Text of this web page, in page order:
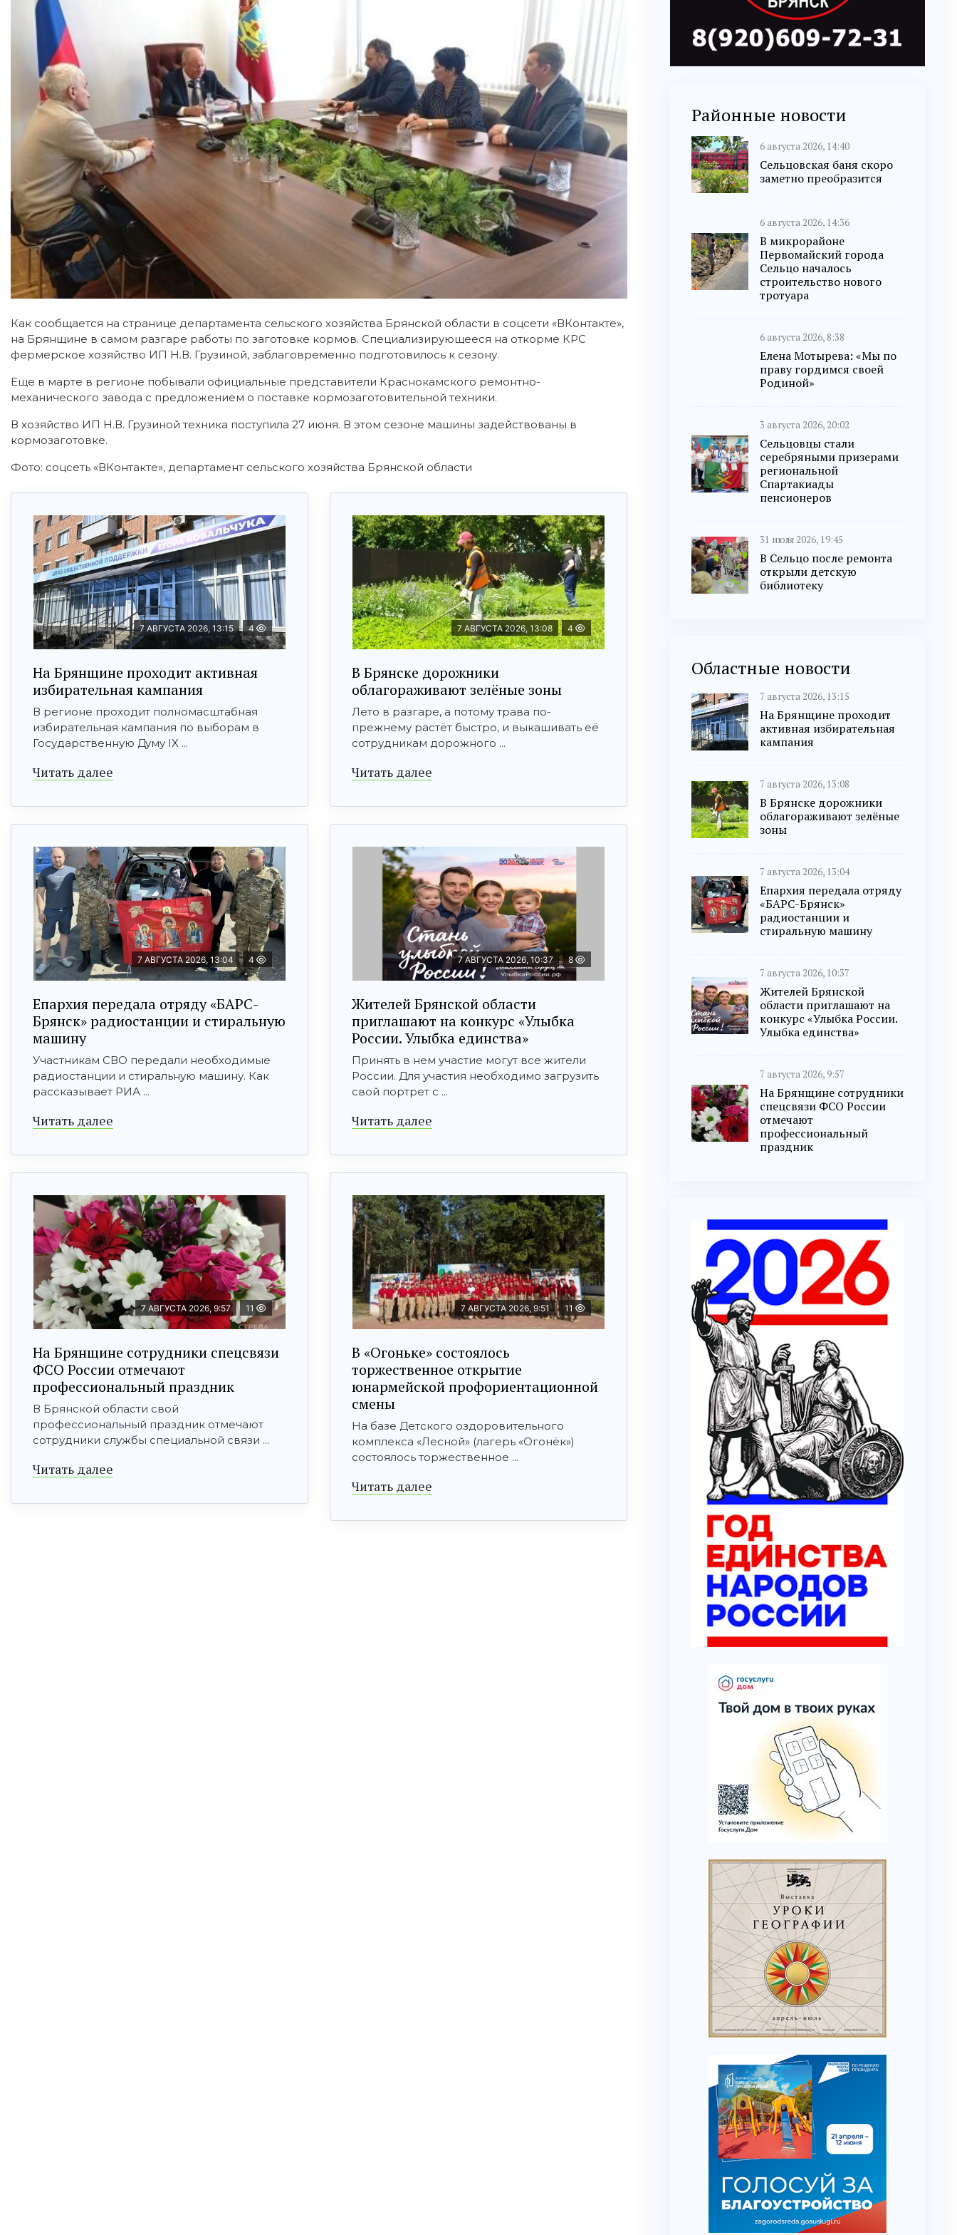
Как сообщается на странице департамента сельского хозяйства Брянской области в соцсети «ВКонтакте»,
на Брянщине в самом разгаре работы по заготовке кормов. Специализирующееся на откорме КРС
фермерское хозяйство ИП Н.В. Грузиной, заблаговременно подготовилось к сезону.
Еще в марте в регионе побывали официальные представители Краснокамского ремонтно-
механического завода с предложением о поставке кормозаготовительной техники.
В хозяйство ИП Н.В. Грузиной техника поступила 27 июня. В этом сезоне машины задействованы в
кормозаготовке.
Фото: соцсеть «ВКонтакте», департамент сельского хозяйства Брянской области
7 АВГУСТА 2026, 13:15 4
На Брянщине проходит активная
избирательная кампания
В регионе проходит полномасштабная
избирательная кампания по выборам в
Государственную Думу IX ...
Читать далее
7 АВГУСТА 2026, 13:08 4
В Брянске дорожники
облагораживают зелёные зоны
Лето в разгаре, а потому трава по-
прежнему растёт быстро, и выкашивать её
сотрудникам дорожного ...
Читать далее
7 АВГУСТА 2026, 13:04 4
Епархия передала отряду «БАРС-
Брянск» радиостанции и стиральную
машину
Участникам СВО передали необходимые
радиостанции и стиральную машину. Как
рассказывает РИА ...
Читать далее
7 АВГУСТА 2026, 10:37 8
Жителей Брянской области
приглашают на конкурс «Улыбка
России. Улыбка единства»
Принять в нем участие могут все жители
России. Для участия необходимо загрузить
свой портрет с ...
Читать далее
7 АВГУСТА 2026, 9:57 11
На Брянщине сотрудники спецсвязи
ФСО России отмечают
профессиональный праздник
В Брянской области свой
профессиональный праздник отмечают
сотрудники службы специальной связи ...
Читать далее
7 АВГУСТА 2026, 9:51 11
В «Огоньке» состоялось
торжественное открытие
юнармейской профориентационной
смены
На базе Детского оздоровительного
комплекса «Лесной» (лагерь «Огонёк»)
состоялось торжественное ...
Читать далее
Районные новости
6 августа 2026, 14:40
Сельцовская баня скоро
заметно преобразится
6 августа 2026, 14:36
В микрорайоне
Первомайский города
Сельцо началось
строительство нового
тротуара
6 августа 2026, 8:38
Елена Мотырева: «Мы по
праву гордимся своей
Родиной»
3 августа 2026, 20:02
Сельцовцы стали
серебряными призерами
региональной
Спартакиады
пенсионеров
31 июля 2026, 19:45
В Сельцо после ремонта
открыли детскую
библиотеку
Областные новости
7 августа 2026, 13:15
На Брянщине проходит
активная избирательная
кампания
7 августа 2026, 13:08
В Брянске дорожники
облагораживают зелёные
зоны
7 августа 2026, 13:04
Епархия передала отряду
«БАРС-Брянск»
радиостанции и
стиральную машину
7 августа 2026, 10:37
Жителей Брянской
области приглашают на
конкурс «Улыбка России.
Улыбка единства»
7 августа 2026, 9:57
На Брянщине сотрудники
спецсвязи ФСО России
отмечают
профессиональный
праздник